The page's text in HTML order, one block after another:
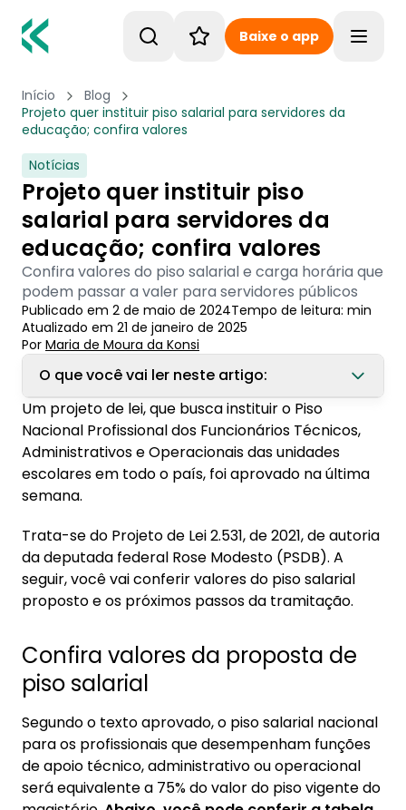
Baixe o app
Início
Blog
Projeto quer instituir piso salarial para servidores da
educação; confira valores
Notícias
Projeto quer instituir piso
salarial para servidores da
educação; confira valores
Confira valores do piso salarial e carga horária que
podem passar a valer para servidores públicos
Publicado em 2 de maio de 2024Tempo de leitura: min
Atualizado em 21 de janeiro de 2025
Por Maria de Moura da Konsi
O que você vai ler neste artigo:
1. Confira valores da proposta de piso salarial
2. PL busca valorizar profissionais da educação
3. Quais os próximos passos?
Um projeto de lei, que busca instituir o Piso
Nacional Profissional dos Funcionários Técnicos,
Administrativos e Operacionais das unidades
escolares em todo o país, foi aprovado na última
semana.
Trata-se do Projeto de Lei 2.531, de 2021, de autoria
da deputada federal Rose Modesto (PSDB). A
seguir, você vai conferir valores do piso salarial
proposto e os próximos passos da tramitação.
Confira valores da proposta de
piso salarial
Segundo o texto aprovado, o piso salarial nacional
para os profissionais que desempenham funções
de apoio técnico, administrativo ou operacional
será equivalente a 75% do valor do piso vigente do